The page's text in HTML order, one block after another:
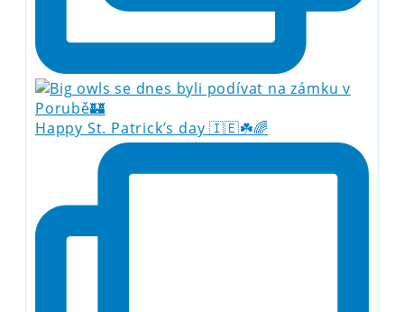
Happy St. Patrick’s day 🇮🇪☘️🌈